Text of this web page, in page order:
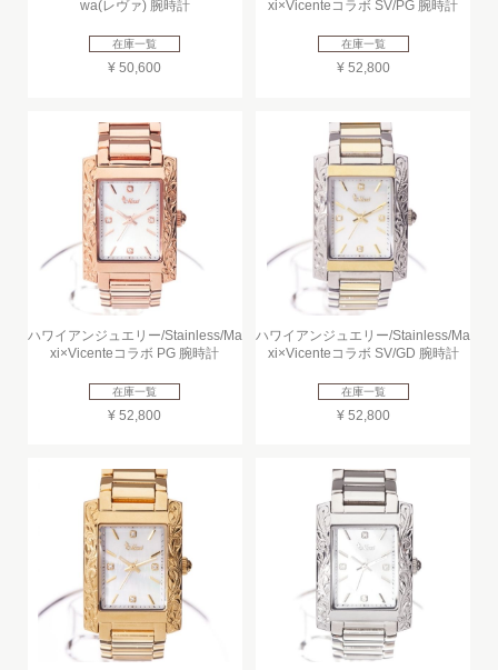
wa(レヴァ) 腕時計
在庫一覧
¥ 50,600
xi×Vicenteコラボ SV/PG 腕時計
在庫一覧
¥ 52,800
ハワイアンジュエリー/Stainless/Ma
xi×Vicenteコラボ PG 腕時計
在庫一覧
¥ 52,800
ハワイアンジュエリー/Stainless/Ma
xi×Vicenteコラボ SV/GD 腕時計
在庫一覧
¥ 52,800